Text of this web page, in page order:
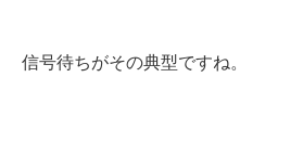
信号待ちがその典型ですね。